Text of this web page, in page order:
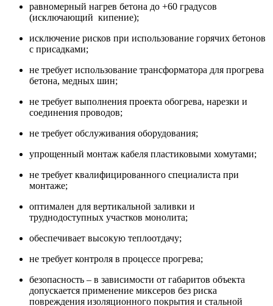
равномерный нагрев бетона до +60 градусов
(исключающий кипение);
исключение рисков при использование горячих бетонов
с присадками;
не требует использование трансформатора для прогрева
бетона, медных шин;
не требует выполнения проекта обогрева, нарезки и
соединения проводов;
не требует обслуживания оборудования;
упрощенный монтаж кабеля пластиковыми хомутами;
не требует квалифицированного специалиста при
монтаже;
оптимален для вертикальной заливки и
труднодоступных участков монолита;
обеспечивает высокую теплоотдачу;
не требует контроля в процессе прогрева;
безопасность – в зависимости от габаритов объекта
допускается применение миксеров без риска
повреждения изоляционного покрытия и стальной